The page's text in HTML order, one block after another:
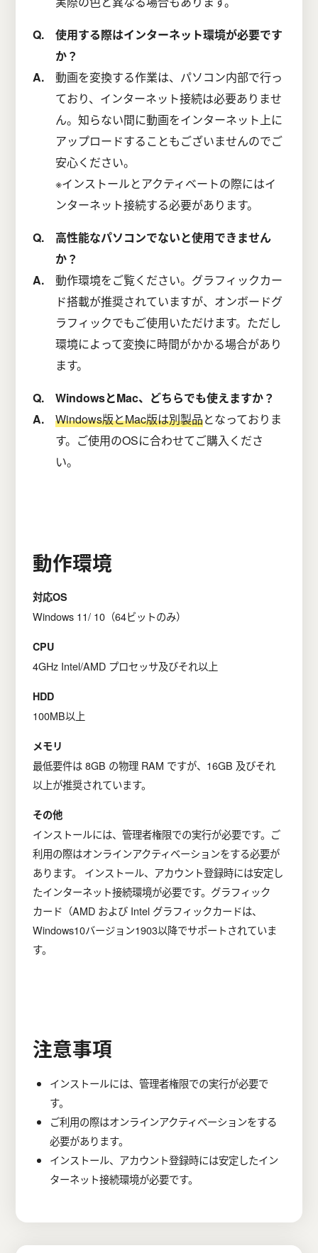
使用する際はインターネット環境が必要です
か？
動画を変換する作業は、パソコン内部で行っ
ており、インターネット接続は必要ありませ
ん。知らない間に動画をインターネット上に
アップロードすることもございませんのでご
安心ください。
※インストールとアクティベートの際にはイ
ンターネット接続する必要があります。
高性能なパソコンでないと使用できません
か？
動作環境をご覧ください。グラフィックカー
ド搭載が推奨されていますが、オンボードグ
ラフィックでもご使用いただけます。ただし
環境によって変換に時間がかかる場合があり
ます。
WindowsとMac、どちらでも使えますか？
Windows版とMac版は別製品となっておりま
す。ご使用のOSに合わせてご購入くださ
い。
動作環境
対応OS
Windows 11/ 10（64ビットのみ）
CPU
4GHz Intel/AMD プロセッサ及びそれ以上
HDD
100MB以上
メモリ
最低要件は 8GB の物理 RAM ですが、16GB 及びそれ
以上が推奨されています。
その他
インストールには、管理者権限での実行が必要です。ご
利用の際はオンラインアクティベーションをする必要が
あります。 インストール、アカウント登録時には安定し
たインターネット接続環境が必要です。グラフィック
カード（AMD および Intel グラフィックカードは、
Windows10バージョン1903以降でサポートされていま
す。
注意事項
インストールには、管理者権限での実行が必要で
す。
ご利用の際はオンラインアクティベーションをする
必要があります。
インストール、アカウント登録時には安定したイン
ターネット接続環境が必要です。